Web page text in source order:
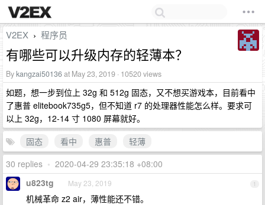
V2EX › 程序员
有哪些可以升级内存的轻薄本？
Bykangzai50136at May 23, 2019 · 10520 views
如题，想一步到位上 32g 和 512g 固态，又不想买游戏本，目前看中
了惠普 elitebook735g5，但不知道 r7 的处理器性能怎么样。要求可
以上 32g，12-14 寸 1080 屏幕就好。
固态
看中 惠普
轻薄
30 replies • 2020-04-29 23:35:18 +08:00
1
u823tg May 23, 2019
机械革命 z2 air，薄性能还不错。